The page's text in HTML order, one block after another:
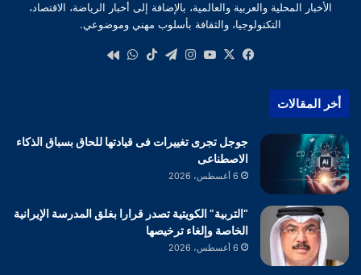
الأخبار المحلية والعربية والعالمية، بالإضافة إلى أخبار الرياضة، الاقتصاد،
التكنولوجيا، والثقافة بأسلوب مهني وموضوعي.
فيسبوك
‫X
‫YouTube
انستقرام
تيلقرام‫TikTokواتساب
أخر المقالات
جوجل تجرى تغييرات فى قيادتها للحاق بسباق الذكاء
الاصطناعى
6 أغسطس، 2026
“التربية” الكويتية تصدر قرارا بغلق المدرسة الإيرانية
الخاصة وإلغاء ترخيصها
6 أغسطس، 2026